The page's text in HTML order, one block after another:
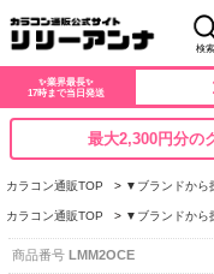
検索
✨業界最長✨
17時まで当日発送
最大2,300円分の
カラコン通販TOP ▼ブランドから
カラコン通販TOP ▼ブランドから
商品番号 LMM2OCE